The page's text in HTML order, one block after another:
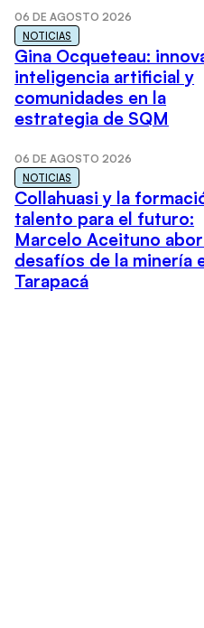
06 DE AGOSTO 2026
NOTICIAS
Gina Ocqueteau:
inteligencia artificial y
comunidades en la
estrategia de SQM
06 DE AGOSTO 2026
NOTICIAS
Collahuasi y la
talento para el futuro:
Marcelo Aceituno
desafíos de la minería
Tarapacá